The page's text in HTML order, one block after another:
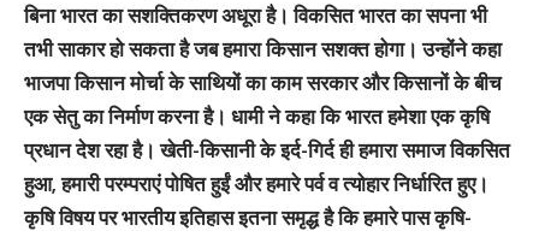
बिना भारत का सशक्तिकरण अधूरा है। विकसित भारत का सपना भी
तभी साकार हो सकता है जब हमारा किसान सशक्त होगा। उन्होंने कहा
भाजपा किसान मोर्चा के साथियों का काम सरकार और किसानों के बीच
एक सेतु का निर्माण करना है। धामी ने कहा कि भारत हमेशा एक कृषि
प्रधान देश रहा है। खेती-किसानी के इर्द-गिर्द ही हमारा समाज विकसित
हुआ, हमारी परम्पराएं पोषित हुईं और हमारे पर्व व त्योहार निर्धारित हुए।
कृषि विषय पर भारतीय इतिहास इतना समृद्ध है कि हमारे पास कृषि-